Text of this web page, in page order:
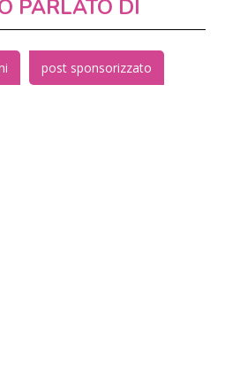
PARLATO DI
post sponsorizzato